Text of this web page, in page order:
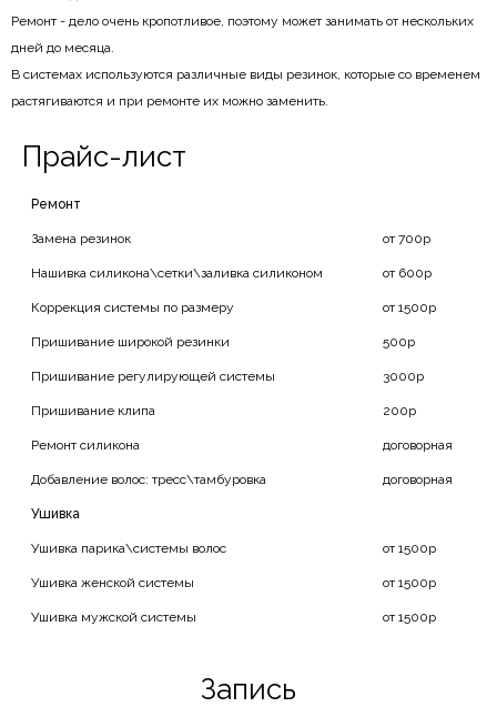
Ремонт - дело очень кропотливое, поэтому может занимать от нескольких
дней до месяца.
В системах используются различные виды резинок, которые со временем
растягиваются и при ремонте их можно заменить.
Прайс-лист
Ремонт
Замена резинок от 700р
Нашивка силикона\сетки\заливка силиконом от 600р
Коррекция системы по размеру от 1500р
Пришивание широкой резинки 500р
Пришивание регулирующей системы 3000р
Пришивание клипа 200р
Ремонт силикона договорная
Добавление волос: тресс\тамбуровка договорная
Ушивка
Ушивка парика\системы волос от 1500р
Ушивка женской системы от 1500р
Ушивка мужской системы от 1500р
Запись